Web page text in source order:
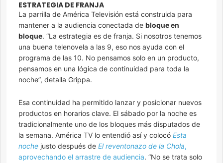
ESTRATEGIA DE FRANJA
La parrilla de América Televisión está construida para
mantener a la audiencia conectada de bloque en
bloque. “La estrategia es de franja. Si nosotros tenemos
una buena telenovela a las 9, eso nos ayuda con el
programa de las 10. No pensamos solo en un producto,
pensamos en una lógica de continuidad para toda la
noche”, detalla Grippa.
Esa continuidad ha permitido lanzar y posicionar nuevos
productos en horarios clave. El sábado por la noche es
tradicionalmente uno de los bloques más disputados de
la semana. América TV lo entendió así y colocó Esta
noche justo después de El reventonazo de la Chola,
aprovechando el arrastre de audiencia. “No se trata solo